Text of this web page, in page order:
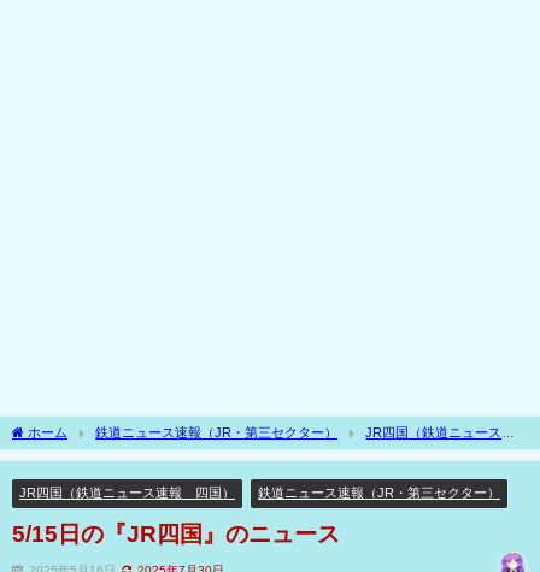
ホーム 鉄道ニュース速報（JR・第三セクター）
JR四国（鉄道ニュース速
報 四国）
5/15日の『JR四国』のニュース
JR四国（鉄道ニュース速報 四国） 鉄道ニュース速報（JR・第三セクター）
5/15日の『JR四国』のニュース